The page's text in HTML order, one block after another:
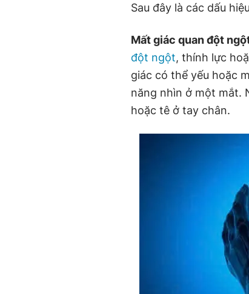
Sau đây là các dấu
Mất giác quan đột
đột ngột, thính lực
giác có thể yếu hoặc
năng nhìn ở một mắt.
hoặc tê ở tay chân.